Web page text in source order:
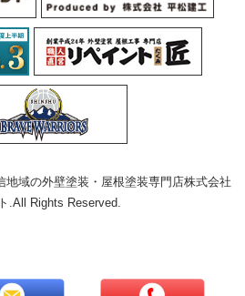
域の外壁塗装・屋根塗装専門店株式会社
.All Rights Reserved.